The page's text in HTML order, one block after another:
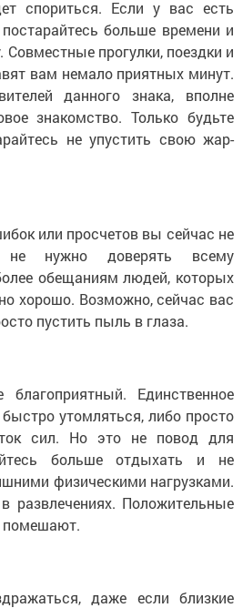
спориться. Если у вас есть
больше времени и
прогулки, поездки и
вам немало приятных минут.
данного знака, вполне
знакомство. Только будьте
не упустить свою жар-
или просчетов вы сейчас не
не нужно доверять всему
обещаниям людей, которых
хорошо. Возможно, сейчас вас
пустить пыль в глаза.
Единственное
утомляться, либо просто
сил. Но это не повод для
больше отдыхать и не
физическими нагрузками.
развлечениях. Положительные
помешают.
даже если близкие